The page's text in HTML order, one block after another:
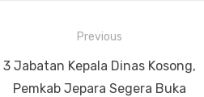
Previous
Previous
post:
3 Jabatan Kepala Dinas Kosong,
Pemkab Jepara Segera Buka